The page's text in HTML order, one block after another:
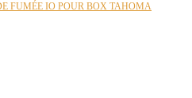
FUMÉE IO POUR BOX TAHOMA